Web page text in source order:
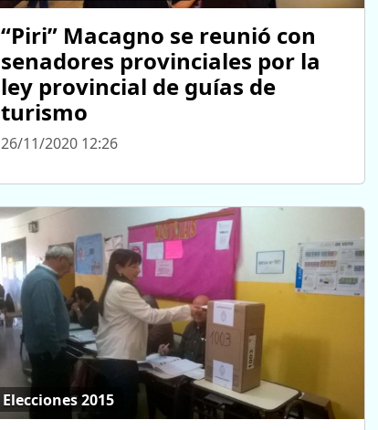
“Piri” Macagno se reunió con
senadores provinciales por la
ley provincial de guías de
turismo
26/11/2020 12:26
Elecciones 2015